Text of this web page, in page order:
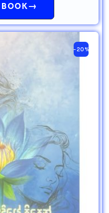
→
-20%